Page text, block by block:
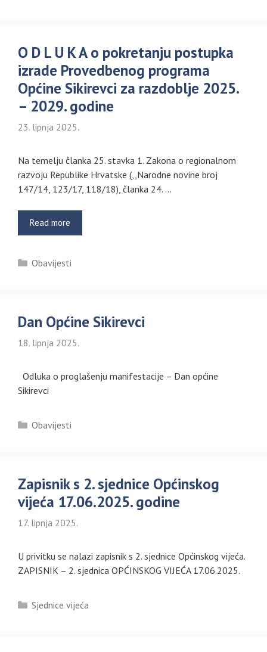
O D L U K A o pokretanju postupka
izrade Provedbenog programa
Općine Sikirevci za razdoblje 2025.
– 2029. godine
23. lipnja 2025.
Na temelju članka 25. stavka 1. Zakona o regionalnom
razvoju Republike Hrvatske (,,Narodne novine broj
147/14, 123/17, 118/18), članka 24. …
Read more
Kategorije
Obavijesti
Dan Općine Sikirevci
18. lipnja 2025.
Odluka o proglašenju manifestacije – Dan općine
Sikirevci
Kategorije
Obavijesti
Zapisnik s 2. sjednice Općinskog
vijeća 17.06.2025. godine
17. lipnja 2025.
U privitku se nalazi zapisnik s 2. sjednice Općinskog vijeća.
ZAPISNIK – 2. sjednica OPĆINSKOG VIJEĆA 17.06.2025.
Kategorije
Sjednice vijeća